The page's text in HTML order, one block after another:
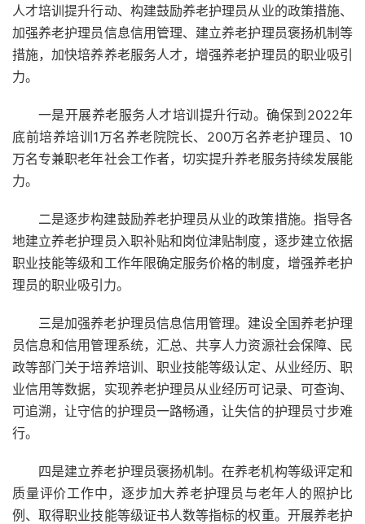
人才培训提升行动、构建鼓励养老护理员从业的政策措施、
加强养老护理员信息信用管理、建立养老护理员褒扬机制等
措施，加快培养养老服务人才，增强养老护理员的职业吸引
力。
一是开展养老服务人才培训提升行动。确保到2022年
底前培养培训1万名养老院院长、200万名养老护理员、10
万名专兼职老年社会工作者，切实提升养老服务持续发展能
力。
二是逐步构建鼓励养老护理员从业的政策措施。指导各
地建立养老护理员入职补贴和岗位津贴制度，逐步建立依据
职业技能等级和工作年限确定服务价格的制度，增强养老护
理员的职业吸引力。
三是加强养老护理员信息信用管理。建设全国养老护理
员信息和信用管理系统，汇总、共享人力资源社会保障、民
政等部门关于培养培训、职业技能等级认定、从业经历、职
业信用等数据，实现养老护理员从业经历可记录、可查询、
可追溯，让守信的护理员一路畅通，让失信的护理员寸步难
行。
四是建立养老护理员褒扬机制。在养老机构等级评定和
质量评价工作中，逐步加大养老护理员与老年人的照护比
例、取得职业技能等级证书人数等指标的权重。开展养老护